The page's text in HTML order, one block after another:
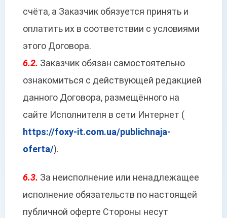
счёта, а Заказчик обязуется принять и
оплатить их в соответствии с условиями
этого Договора.
6.2. Заказчик обязан самостоятельно
ознакомиться с действующей редакцией
данного Договора, размещённого на
сайте Исполнителя в сети Интернет (
https://foxy-it.com.ua/publichnaja-
oferta/).
6.3. За неисполнение или ненадлежащее
исполнение обязательств по настоящей
публичной оферте Стороны несут